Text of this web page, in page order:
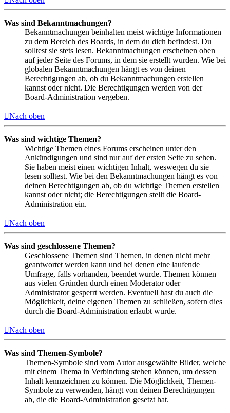
Was sind Bekanntmachungen?
Bekanntmachungen beinhalten meist wichtige Informationen
zu dem Bereich des Boards, in dem du dich befindest. Du
solltest sie stets lesen. Bekanntmachungen erscheinen oben
auf jeder Seite des Forums, in dem sie erstellt wurden. Wie bei
globalen Bekanntmachungen hängt es von deinen
Berechtigungen ab, ob du Bekanntmachungen erstellen
kannst oder nicht. Die Berechtigungen werden von der
Board-Administration vergeben.
Nach oben
Was sind wichtige Themen?
Wichtige Themen eines Forums erscheinen unter den
Ankündigungen und sind nur auf der ersten Seite zu sehen.
Sie haben meist einen wichtigen Inhalt, weswegen du sie
lesen solltest. Wie bei den Bekanntmachungen hängt es von
deinen Berechtigungen ab, ob du wichtige Themen erstellen
kannst oder nicht; die Berechtigungen stellt die Board-
Administration ein.
Nach oben
Was sind geschlossene Themen?
Geschlossene Themen sind Themen, in denen nicht mehr
geantwortet werden kann und bei denen eine laufende
Umfrage, falls vorhanden, beendet wurde. Themen können
aus vielen Gründen durch einen Moderator oder
Administrator gesperrt werden. Eventuell hast du auch die
Möglichkeit, deine eigenen Themen zu schließen, sofern dies
durch die Board-Administration erlaubt wurde.
Nach oben
Was sind Themen-Symbole?
Themen-Symbole sind vom Autor ausgewählte Bilder, welche
mit einem Thema in Verbindung stehen können, um dessen
Inhalt kennzeichnen zu können. Die Möglichkeit, Themen-
Symbole zu verwenden, hängt von deinen Berechtigungen
ab, die die Board-Administration gesetzt hat.